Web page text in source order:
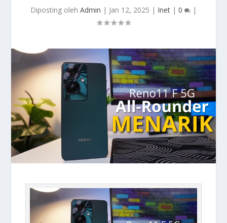
Diposting oleh Admin | Jan 12, 2025 | Inet | 0 |